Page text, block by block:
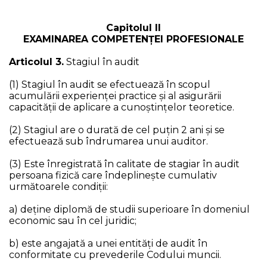
Capitolul II
EXAMINAREA COMPETENȚEI PROFESIONALE
Articolul 3. Stagiul în audit
(1) Stagiul în audit se efectuează în scopul
acumulării experienței practice și al asigurării
capacității de aplicare a cunoștințelor teoretice.
(2) Stagiul are o durată de cel puțin 2 ani și se
efectuează sub îndrumarea unui auditor.
(3) Este înregistrată în calitate de stagiar în audit
persoana fizică care îndeplinește cumulativ
următoarele condiții:
a) deține diplomă de studii superioare în domeniul
economic sau în cel juridic;
b) este angajată a unei entități de audit în
conformitate cu prevederile Codului muncii.